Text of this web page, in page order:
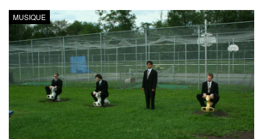
MUSIQUE